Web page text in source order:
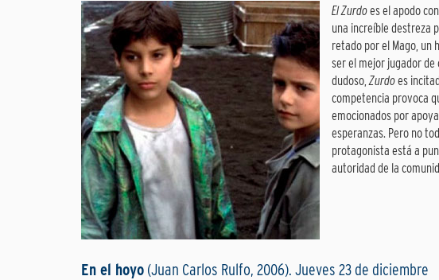
El Zurdoes el apodo
una increíble destreza
retado por el Mago, un
ser el mejor jugador de
dudoso,Zurdoes
competencia provoca
emocionados por
esperanzas. Pero no
protagonista está a
autoridad de la
En el hoyo (Juan Carlos Rulfo, 2006). Jueves 23 de diciembre